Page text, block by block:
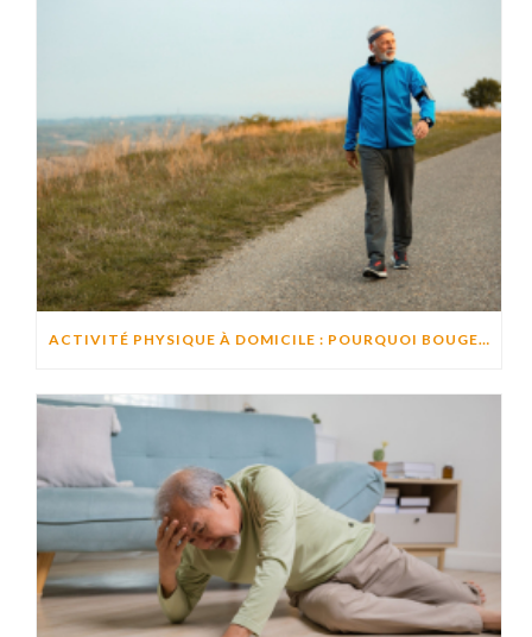
ACTIVITÉ PHYSIQUE À DOMICILE : POURQUOI BOUGER CHAQUE JOUR AIDE À PRÉSERVER L’AUTONOMIE ?